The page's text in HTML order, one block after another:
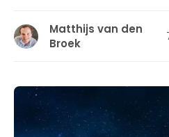
Matthijs van den
Broek